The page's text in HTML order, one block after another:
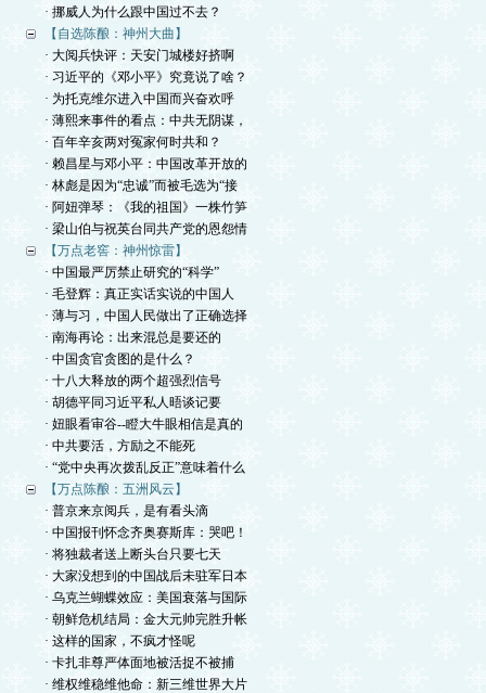
· 挪威人为什么跟中国过不去？
【自选陈酿：神州大曲】
· 大阅兵快评：天安门城楼好挤啊
· 习近平的《邓小平》究竟说了啥？
· 为托克维尔进入中国而兴奋欢呼
· 薄熙来事件的看点：中共无阴谋，
· 百年辛亥两对冤家何时共和？
· 赖昌星与邓小平：中国改革开放的
· 林彪是因为“忠诚”而被毛选为“接
· 阿妞弹琴：《我的祖国》一株竹笋
· 梁山伯与祝英台同共产党的恩怨情
【万点老窖：神州惊雷】
· 中国最严厉禁止研究的“科学”
· 毛登辉：真正实话实说的中国人
· 薄与习，中国人民做出了正确选择
· 南海再论：出来混总是要还的
· 中国贪官贪图的是什么？
· 十八大释放的两个超强烈信号
· 胡德平同习近平私人晤谈记要
· 妞眼看审谷--瞪大牛眼相信是真的
· 中共要活，方励之不能死
· “党中央再次拨乱反正”意味着什么
【万点陈酿：五洲风云】
· 普京来京阅兵，是有看头滴
· 中国报刊怀念齐奥赛斯库：哭吧！
· 将独裁者送上断头台只要七天
· 大家没想到的中国战后未驻军日本
· 乌克兰蝴蝶效应：美国衰落与国际
· 朝鲜危机结局：金大元帅完胜升帐
· 这样的国家，不疯才怪呢
· 卡扎非尊严体面地被活捉不被捕
· 维权维稳维他命：新三维世界大片